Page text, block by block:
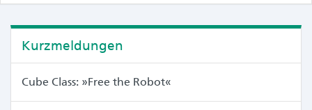
Kurzmeldungen
Cube Class: »Free the Robot«